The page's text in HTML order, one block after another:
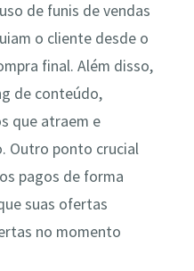
de funis de vendas
o cliente desde o
final. Além disso,
de conteúdo,
que atraem e
Outro ponto crucial
pagos de forma
suas ofertas
no momento